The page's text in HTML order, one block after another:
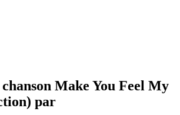
Make You Feel My
par